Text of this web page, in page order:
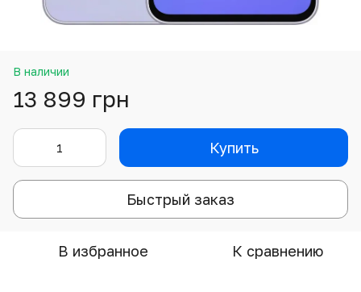
В наличии
13 899 грн
Купить
Быстрый заказ
В избранное К сравнению